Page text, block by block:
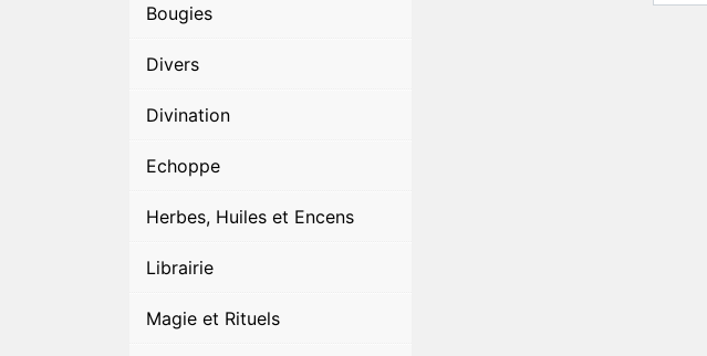
Bougies
Divers
Divination
Echoppe
Herbes, Huiles et Encens
Librairie
Magie et Rituels